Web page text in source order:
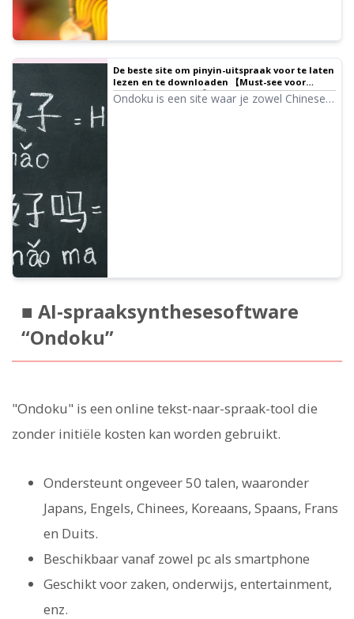
De beste site om pinyin-uitspraak voor te laten
lezen en te downloaden 【Must-see voor
studenten Chinees】
Ondoku is een site waar je zowel Chinese
■ AI-spraaksynthesesoftware
“Ondoku”
"Ondoku" is een online tekst-naar-spraak-tool die
zonder initiële kosten kan worden gebruikt.
Ondersteunt ongeveer 50 talen, waaronder
Japans, Engels, Chinees, Koreaans, Spaans, Frans
en Duits.
Beschikbaar vanaf zowel pc als smartphone
Geschikt voor zaken, onderwijs, entertainment,
enz.